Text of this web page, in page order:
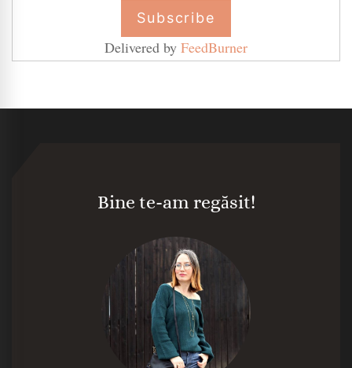
Delivered by FeedBurner
Bine te-am regăsit!